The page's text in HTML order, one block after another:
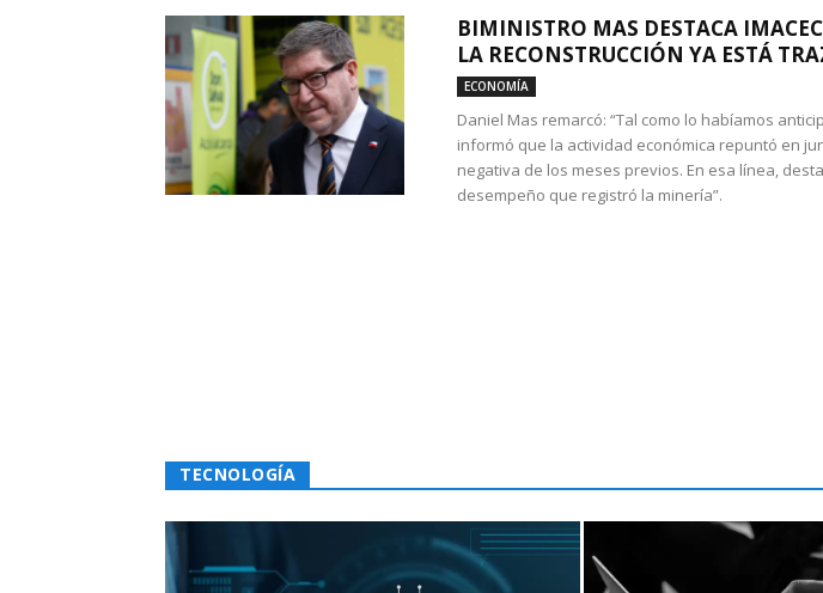
BIMINISTRO MAS DESTACA
LA RECONSTRUCCIÓN YA ESTÁ
ECONOMÍA
Daniel Mas remarcó: “Tal como lo habíamos
informó que la actividad económica repuntó en
negativa de los meses previos. En esa línea,
desempeño que registró la minería”.
TECNOLOGÍA